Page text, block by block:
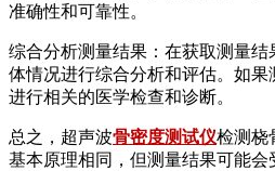
准确性和可靠性。
综合分析测量结果：在获取测量
体情况进行综合分析和评估。如
进行相关的医学检查和诊断。
总之，超声波骨密度测试仪检测桡
基本原理相同，但测量结果可能